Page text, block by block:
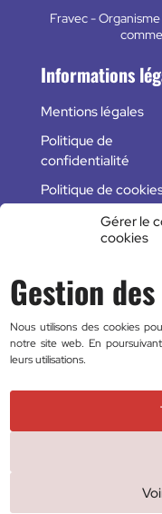
Gérer le
cookies
Gestion
Nous utilisons des cookies
notre site web. En
leurs utilisations.
Fravec -
Informations
Mentions légales
Politique de
confidentialité
Politique de
Plan du site
Des questions ?
Formulaire de
Fravec © 2018 -